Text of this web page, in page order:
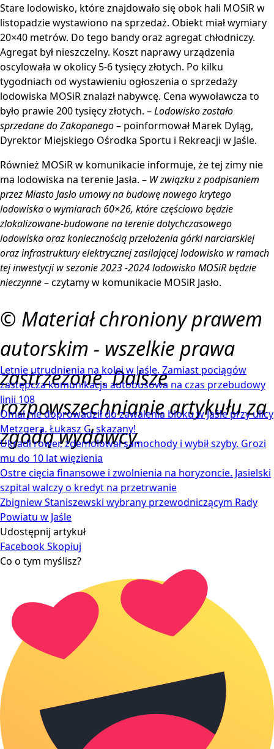
Stare lodowisko, które znajdowało się obok hali MOSiR w
listopadzie wystawiono na sprzedaż. Obiekt miał wymiary
20×40 metrów. Do tego bandy oraz agregat chłodniczy.
Agregat był nieszczelny. Koszt naprawy urządzenia
oscylowała w okolicy 5-6 tysięcy złotych. Po kilku
tygodniach od wystawieniu ogłoszenia o sprzedaży
lodowiska MOSiR znalazł nabywcę. Cena wywoławcza to
było prawie 200 tysięcy złotych. –Lodowisko zostało
sprzedane do Zakopanego– poinformował Marek Dyląg,
Dyrektor Miejskiego Ośrodka Sportu i Rekreacji w Jaśle.
Również MOSiR w komunikacie informuje, że tej zimy nie
ma lodowiska na terenie Jasła. – W związku z podpisaniem
przez Miasto Jasło umowy na budowę nowego krytego
lodowiska o wymiarach 60×26, które częściowo będzie
zlokalizowane-budowane na terenie dotychczasowego
lodowiska oraz koniecznością przełożenia górki narciarskiej
oraz infrastruktury elektrycznej zasilającej lodowisko w ramach
tej inwestycji w sezonie 2023 -2024 lodowisko MOSiR będzie
nieczynne– czytamy w komunikacie MOSiR Jasło.
© Materiał chroniony prawem
autorskim - wszelkie prawa
zastrzeżone. Dalsze
rozpowszechnianie artykułu za
zgodą wydawcy.
Letnie utrudnienia na kolei w Jaśle. Zamiast pociągów
zastępcza komunikacja autobusowa na czas przebudowy
linii 108
Omal nie doprowadził do zawalenia bloku w Jaśle przy ulicy
Metzgera. Łukasz G. skazany!
Ukradł rower, zdemolował samochody i wybił szyby. Grozi
mu do 10 lat więzienia
Ostre cięcia finansowe i zwolnienia na horyzoncie. Jasielski
szpital walczy o kredyt na przetrwanie
Zbigniew Staniszewski wybrany przewodniczącym Rady
Powiatu w Jaśle
Udostępnij artykuł
FacebookSkopiuj
Co o tym myślisz?